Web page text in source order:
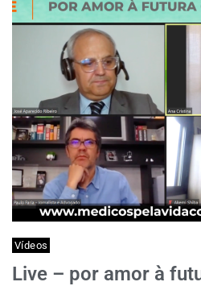
Vídeos
Live – por amor à